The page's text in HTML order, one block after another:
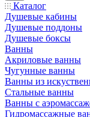
Каталог
Душевые кабины
Душевые поддоны
Душевые боксы
Ванны
Акриловые ванны
Чугунные ванны
Ванны из
Стальные ванны
Ванны с
Гидромассажные